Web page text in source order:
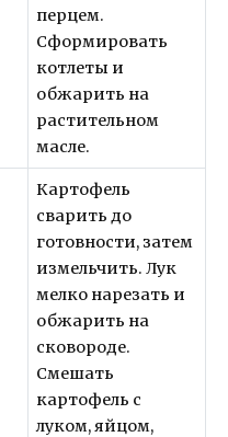
перцем.
Сформировать
котлеты и
обжарить на
растительном
масле.
Картофель
сварить до
готовности, затем
измельчить. Лук
мелко нарезать и
обжарить на
сковороде.
Смешать
картофель с
луком, яйцом,